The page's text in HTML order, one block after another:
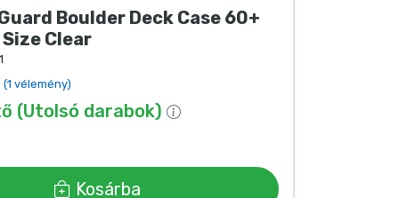
Boulder Deck Case 60+
Clear
(1 vélemény)
(Utolsó darabok)
Kosárba